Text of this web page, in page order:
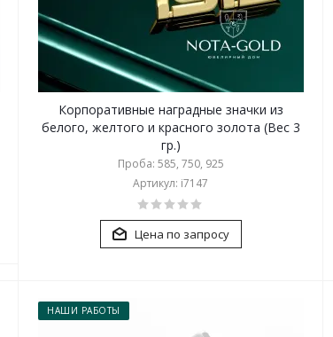
Корпоративные наградные значки из
белого, желтого и красного золота (Вес 3
гр.)
Проба: 585, 750, 925
Артикул: i7147
Цена по запросу
НАШИ РАБОТЫ